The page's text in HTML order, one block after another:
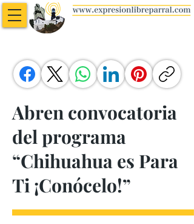
Abren convocatoria
del programa
“Chihuahua es Para
Ti ¡Conócelo!”